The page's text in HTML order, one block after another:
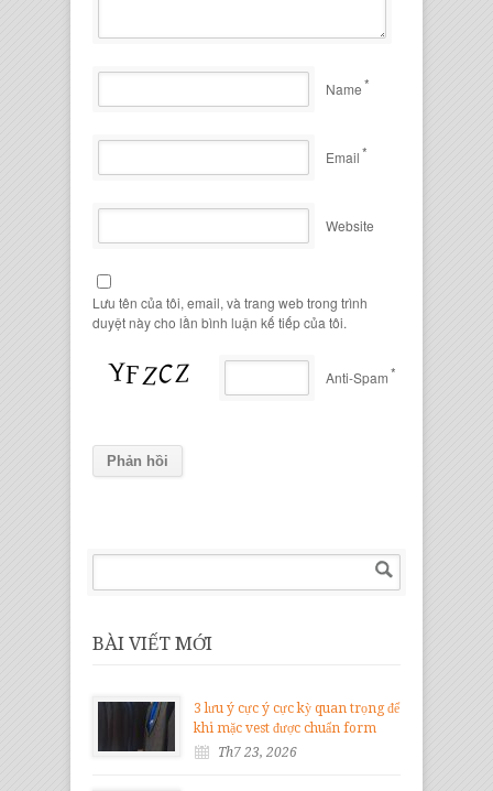
Name*
Email*
Website
Lưu tên của tôi, email, và trang web trong trình
duyệt này cho lần bình luận kế tiếp của tôi.
Anti-Spam*
BÀI VIẾT MỚI
3 lưu ý cực ý cực kỳ quan trọng để
khi mặc vest được chuẩn form
Th7 23, 2026